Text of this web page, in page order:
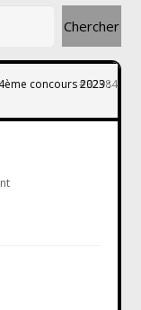
4ème concours 2023 :
#32984